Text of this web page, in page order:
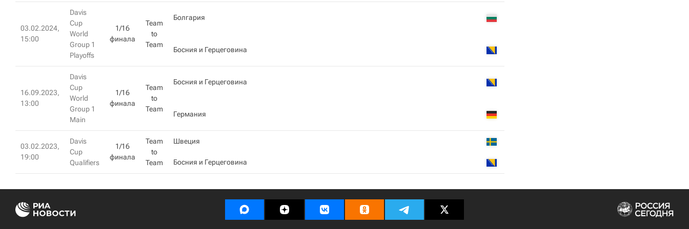
03.02.2024,
15:00
Davis
Cup
World
Group 1
Playoffs
1/16
финала
Team
to
Team
Болгария
Босния и Герцеговина
16.09.2023,
13:00
Davis
Cup
World
Group 1
Main
1/16
финала
Team
to
Team
Босния и Герцеговина
Германия
03.02.2023,
19:00
Davis
Cup
Qualifiers
1/16
финала
Team
to
Team
Швеция
Босния и Герцеговина